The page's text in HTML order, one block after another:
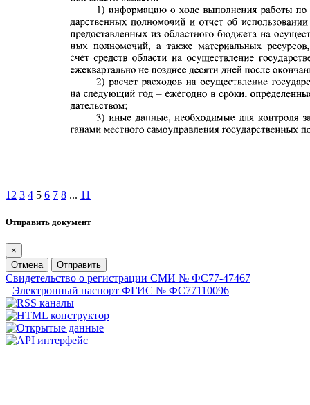
1 2 3 4 5 6 7 8 ... 11
Отправить документ
×
Отмена
Отправить
Свидетельство о регистрации СМИ № ФС77-47467
Электронный паспорт ФГИС № ФС77110096